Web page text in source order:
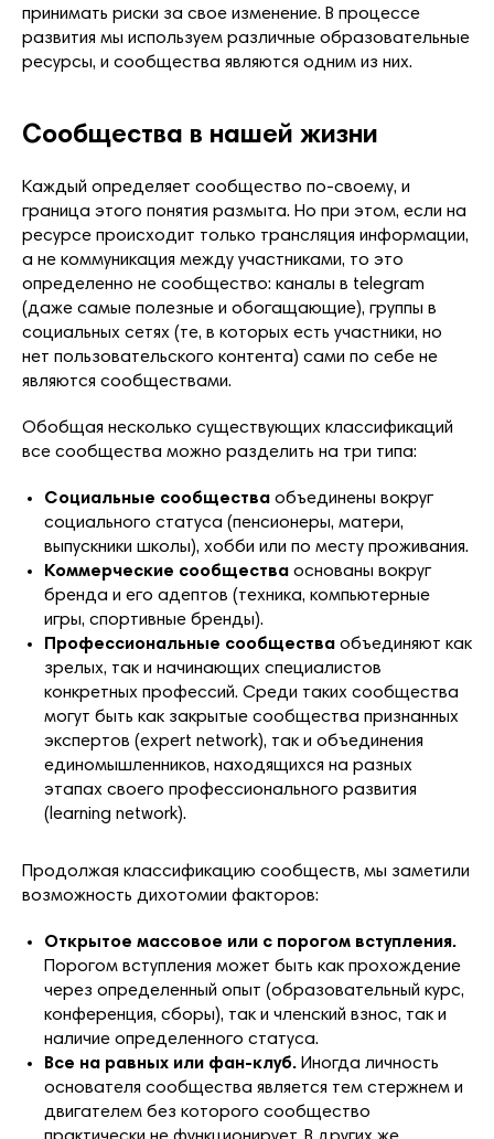
принимать риски за свое изменение. В процессе
развития мы используем различные образовательные
ресурсы, и сообщества являются одним из них.
Сообщества в нашей жизни
Каждый определяет сообщество по-своему, и
граница этого понятия размыта. Но при этом, если на
ресурсе происходит только трансляция информации,
а не коммуникация между участниками, то это
определенно не сообщество: каналы в telegram
(даже самые полезные и обогащающие), группы в
социальных сетях (те, в которых есть участники, но
нет пользовательского контента) сами по себе не
являются сообществами.
Обобщая несколько существующих классификаций
все сообщества можно разделить на три типа:
Социальные сообщества объединены вокруг
социального статуса (пенсионеры, матери,
выпускники школы), хобби или по месту проживания.
Коммерческие сообщества основаны вокруг
бренда и его адептов (техника, компьютерные
игры, спортивные бренды).
Профессиональные сообщества объединяют как
зрелых, так и начинающих специалистов
конкретных профессий. Среди таких сообщества
могут быть как закрытые сообщества признанных
экспертов (expert network), так и объединения
единомышленников, находящихся на разных
этапах своего профессионального развития
(learning network).
Продолжая классификацию сообществ, мы заметили
возможность дихотомии факторов:
Открытое массовое или с порогом вступления.
Порогом вступления может быть как прохождение
через определенный опыт (образовательный курс,
конференция, сборы), так и членский взнос, так и
наличие определенного статуса.
Все на равных или фан-клуб. Иногда личность
основателя сообщества является тем стержнем и
двигателем без которого cообщество